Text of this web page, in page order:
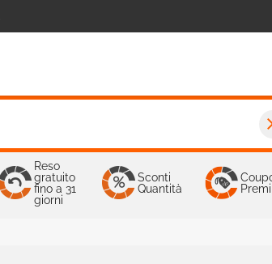
Reso
gratuito
fino a 31
giorni
Sconti
Quantità
Premi